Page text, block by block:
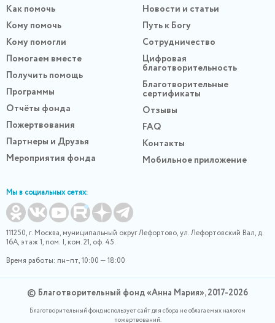
Как помочь
Кому помочь
Кому помогли
Помогаем вместе
Получить помощь
Программы
Отчёты фонда
Пожертвования
Партнеры и Друзья
Мероприятия фонда
Новости и статьи
Путь к Богу
Сотрудничество
Цифровая
благотворительность
Благотворительные
сертификаты
Отзывы
FAQ
Контакты
Мобильное приложение
Мы в социальных сетях:
111250, г. Москва, муниципальный округ Лефортово, ул. Лефортовский Вал, д.
16А, этаж 1, пом. I, ком. 21, оф. 45.
Время работы: пн–пт, 10:00 — 18:00
© Благотворительный фонд «Анна Мария», 2017-2026
Благотворительный фонд использует сайт для сбора не облагаемых налогом
пожертвований.